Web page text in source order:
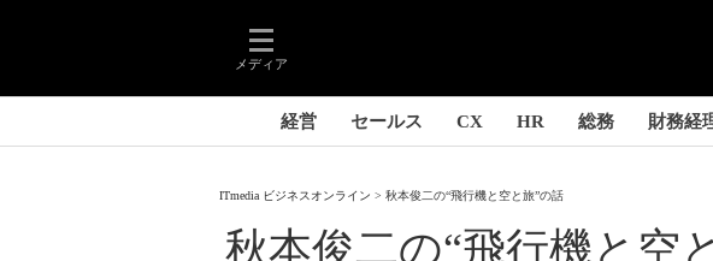
メディア
経営 セールス CX HR 総務 財務経
ITmedia ビジネスオンライン 秋本俊二の“飛行機と空と旅”の話
秋本俊二の“飛行機と空